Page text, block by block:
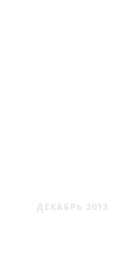
ДЕКАБРЬ 2013